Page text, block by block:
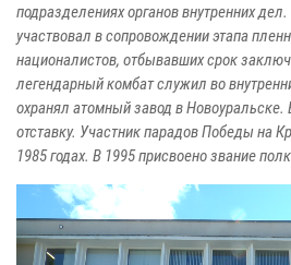
подразделениях органов внутренних
участвовал в сопровождении этапа
националистов, отбывавших срок
легендарный комбат служил во
охранял атомный завод в Новоуральске.
отставку. Участник парадов Победы на
1985 годах. В 1995 присвоено звание